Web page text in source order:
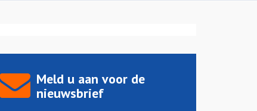
Meld u aan voor de
nieuwsbrief